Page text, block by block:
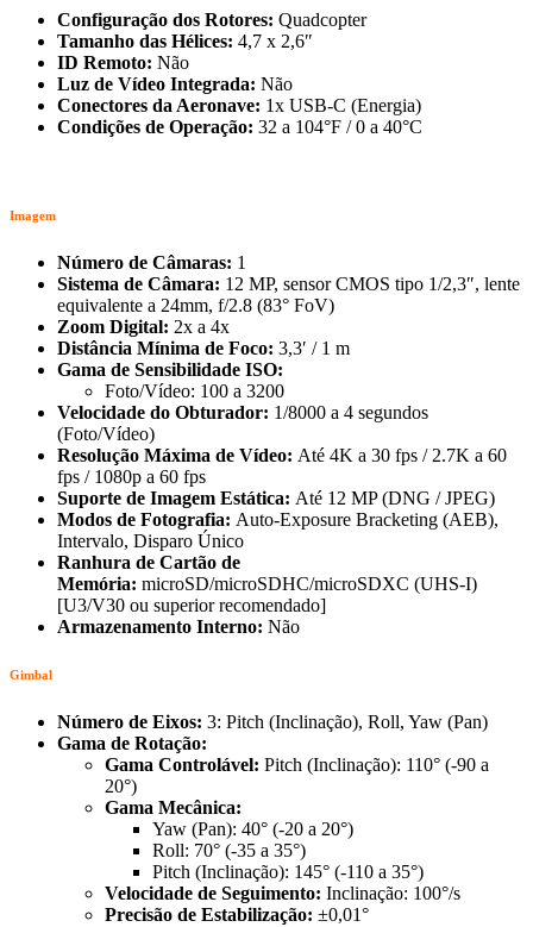
Configuração dos Rotores: Quadcopter
Tamanho das Hélices: 4,7 x 2,6″
ID Remoto: Não
Luz de Vídeo Integrada: Não
Conectores da Aeronave: 1x USB-C (Energia)
Condições de Operação: 32 a 104°F / 0 a 40°C
Imagem
Número de Câmaras: 1
Sistema de Câmara: 12 MP, sensor CMOS tipo 1/2,3″, lente
equivalente a 24mm, f/2.8 (83° FoV)
Zoom Digital: 2x a 4x
Distância Mínima de Foco: 3,3′ / 1 m
Gama de Sensibilidade ISO:
Foto/Vídeo: 100 a 3200
Velocidade do Obturador: 1/8000 a 4 segundos
(Foto/Vídeo)
Resolução Máxima de Vídeo: Até 4K a 30 fps / 2.7K a 60
fps / 1080p a 60 fps
Suporte de Imagem Estática: Até 12 MP (DNG / JPEG)
Modos de Fotografia: Auto-Exposure Bracketing (AEB),
Intervalo, Disparo Único
Ranhura de Cartão de
Memória: microSD/microSDHC/microSDXC (UHS-I)
[U3/V30 ou superior recomendado]
Armazenamento Interno: Não
Gimbal
Número de Eixos: 3: Pitch (Inclinação), Roll, Yaw (Pan)
Gama de Rotação:
Gama Controlável: Pitch (Inclinação): 110° (-90 a
20°)
Gama Mecânica:
Yaw (Pan): 40° (-20 a 20°)
Roll: 70° (-35 a 35°)
Pitch (Inclinação): 145° (-110 a 35°)
Velocidade de Seguimento: Inclinação: 100°/s
Precisão de Estabilização: ±0,01°